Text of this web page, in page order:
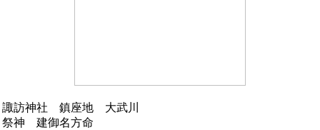
諏訪神社 鎮座地 大武川
祭神 建御名方命